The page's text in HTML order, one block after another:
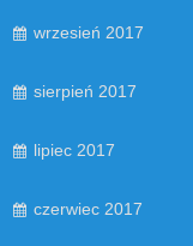
wrzesień 2017
sierpień 2017
lipiec 2017
czerwiec 2017